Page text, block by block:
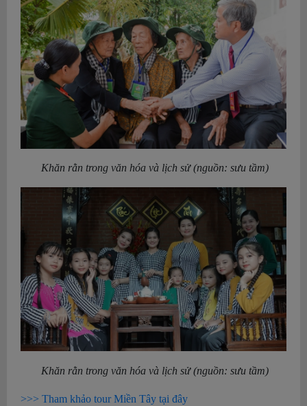
Khăn rằn trong văn hóa và lịch sử (nguồn: sưu tầm)
Khăn rằn trong văn hóa và lịch sử (nguồn: sưu tầm)
>>> Tham khảo tour Miền Tây tại đây